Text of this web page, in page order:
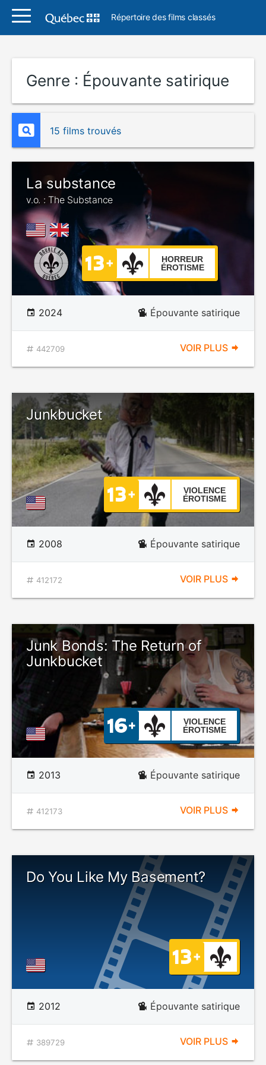
Répertoire des films classés
Genre : Épouvante satirique
15 films trouvés
La substance
v.o. : The Substance
HORREUR
ÉROTISME
2024 Épouvante satirique
442709 VOIR PLUS
Junkbucket
VIOLENCE
ÉROTISME
2008 Épouvante satirique
412172 VOIR PLUS
Junk Bonds: The Return of
Junkbucket
VIOLENCE
ÉROTISME
2013 Épouvante satirique
412173 VOIR PLUS
Do You Like My Basement?
2012 Épouvante satirique
389729 VOIR PLUS